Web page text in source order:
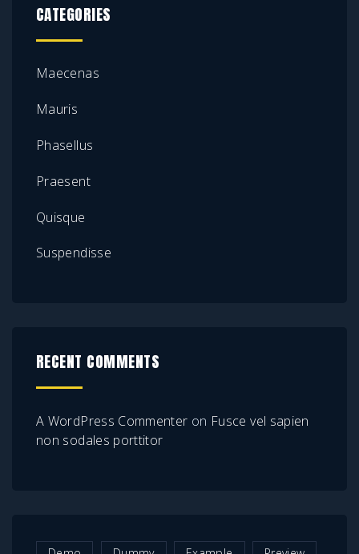
CATEGORIES
Maecenas
Mauris
Phasellus
Praesent
Quisque
Suspendisse
RECENT COMMENTS
A WordPress Commenter on Fusce vel sapien
non sodales porttitor